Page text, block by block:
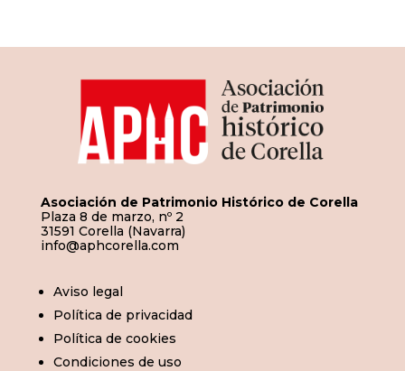
Asociación de Patrimonio Histórico de Corella
Plaza 8 de marzo, nº 2
31591 Corella (Navarra)
info@aphcorella.com
Aviso legal
Política de privacidad
Política de cookies
Condiciones de uso